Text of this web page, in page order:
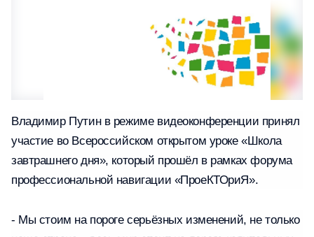
Владимир Путин в режиме видеоконференции принял
участие во Всероссийском открытом уроке «Школа
завтрашнего дня», который прошёл в рамках форума
профессиональной навигации «ПроеКТОриЯ».
- Мы стоим на пороге серьёзных изменений, не только